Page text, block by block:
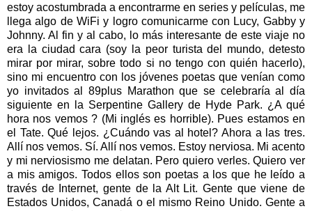
estoy acostumbrada a encontrarme en series y películas, me
llega algo de WiFi y logro comunicarme con Lucy, Gabby y
Johnny. Al fin y al cabo, lo más interesante de este viaje no
era la ciudad cara (soy la peor turista del mundo, detesto
mirar por mirar, sobre todo si no tengo con quién hacerlo),
sino mi encuentro con los jóvenes poetas que venían como
yo invitados al 89plus Marathon que se celebraría al día
siguiente en la Serpentine Gallery de Hyde Park. ¿A qué
hora nos vemos ? (Mi inglés es horrible). Pues estamos en
el Tate. Qué lejos. ¿Cuándo vas al hotel? Ahora a las tres.
Allí nos vemos. Sí. Allí nos vemos. Estoy nerviosa. Mi acento
y mi nerviosismo me delatan. Pero quiero verles. Quiero ver
a mis amigos. Todos ellos son poetas a los que he leído a
través de Internet, gente de la Alt Lit. Gente que viene de
Estados Unidos, Canadá o el mismo Reino Unido. Gente a